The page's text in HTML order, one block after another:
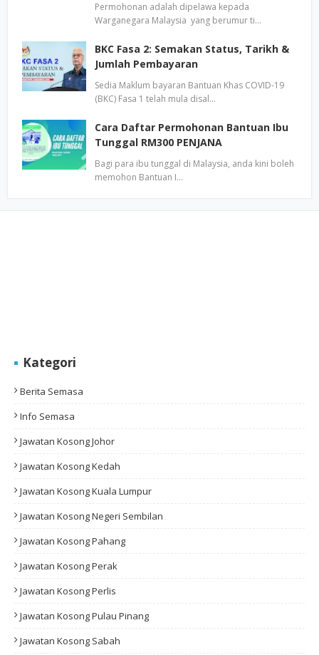
Permohonan adalah dipelawa kepada
Warganegara Malaysia yang berumur ti…
BKC Fasa 2: Semakan Status, Tarikh &
Jumlah Pembayaran
Sedia Maklum bayaran Bantuan Khas COVID-19
(BKC) Fasa 1 telah mula disal…
Cara Daftar Permohonan Bantuan Ibu
Tunggal RM300 PENJANA
Bagi para ibu tunggal di Malaysia, anda kini boleh
memohon Bantuan I…
Kategori
Berita Semasa
Info Semasa
Jawatan Kosong Johor
Jawatan Kosong Kedah
Jawatan Kosong Kuala Lumpur
Jawatan Kosong Negeri Sembilan
Jawatan Kosong Pahang
Jawatan Kosong Perak
Jawatan Kosong Perlis
Jawatan Kosong Pulau Pinang
Jawatan Kosong Sabah